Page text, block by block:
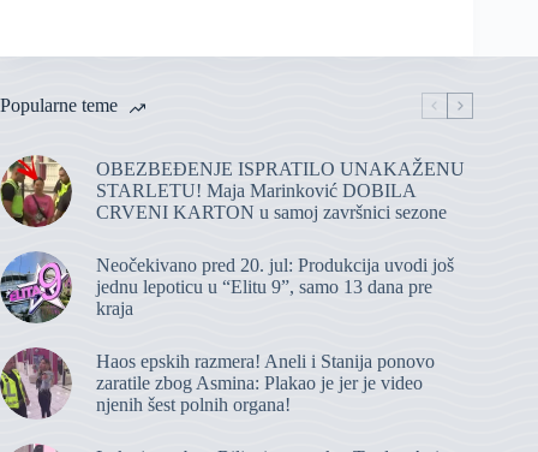
Popularne teme
OBEZBEĐENJE ISPRATILO UNAKAŽENU
STARLETU! Maja Marinković DOBILA
CRVENI KARTON u samoj završnici sezone
Neočekivano pred 20. jul: Produkcija uvodi još
jednu lepoticu u “Elitu 9”, samo 13 dana pre
kraja
Haos epskih razmera! Aneli i Stanija ponovo
zaratile zbog Asmina: Plakao je jer je video
njenih šest polnih organa!